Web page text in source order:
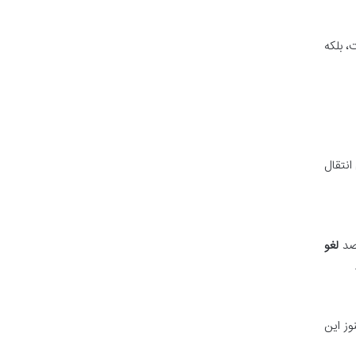
بلکه
لغو
این